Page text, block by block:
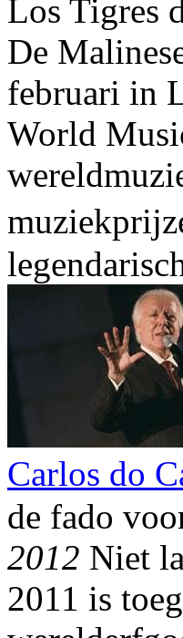
Los Tigres
De
februari in
World
Carlos do
de fado
2012 Niet
2011 is